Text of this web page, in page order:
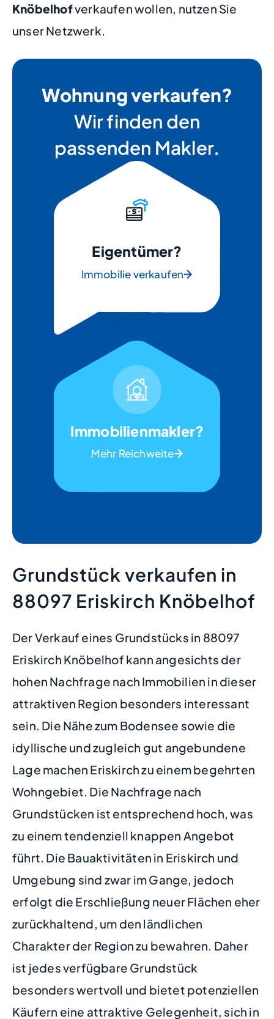
Knöbelhofverkaufen wollen, nutzen Sie
unser Netzwerk.
Wohnung verkaufen?
Wir finden den
passenden Makler.
Eigentümer?
Immobilie verkaufen
Immobilienmakler?
Mehr Reichweite
Grundstück verkaufen in
88097 Eriskirch Knöbelhof
Der Verkauf eines Grundstücks in 88097
Eriskirch Knöbelhof kann angesichts der
hohen Nachfrage nach Immobilien in dieser
attraktiven Region besonders interessant
sein. Die Nähe zum Bodensee sowie die
idyllische und zugleich gut angebundene
Lage machen Eriskirch zu einem begehrten
Wohngebiet. Die Nachfrage nach
Grundstücken ist entsprechend hoch, was
zu einem tendenziell knappen Angebot
führt. Die Bauaktivitäten in Eriskirch und
Umgebung sind zwar im Gange, jedoch
erfolgt die Erschließung neuer Flächen eher
zurückhaltend, um den ländlichen
Charakter der Region zu bewahren. Daher
ist jedes verfügbare Grundstück
besonders wertvoll und bietet potenziellen
Käufern eine attraktive Gelegenheit, sich in